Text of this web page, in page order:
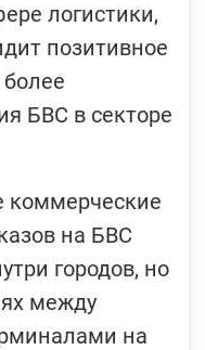
логистики,
позитивное
БВС в секторе
коммерческие
на БВС
городов, но
между
на